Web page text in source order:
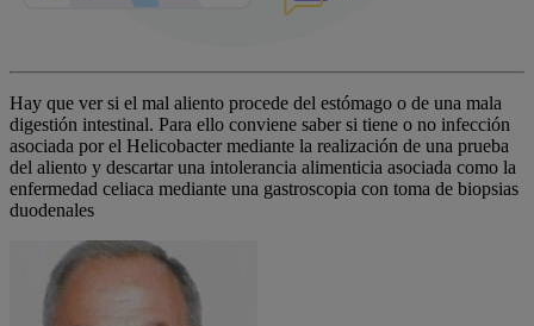
Hay que ver si el mal aliento procede del estómago o de una mala
digestión intestinal. Para ello conviene saber si tiene o no infección
asociada por el Helicobacter mediante la realización de una prueba
del aliento y descartar una intolerancia alimenticia asociada como la
enfermedad celiaca mediante una gastroscopia con toma de biopsias
duodenales